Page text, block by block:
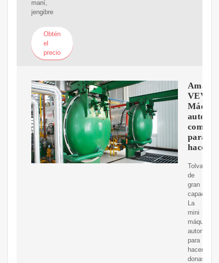
maní,
jengibre
Obtén
el
precio
para
hacer
Tolva
de
gran
capacidad
La
mini
máquina
automática
para
hacer
donas